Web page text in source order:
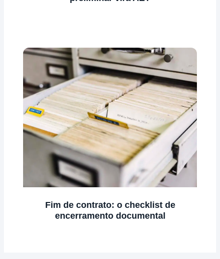
Fim de contrato: o checklist de
encerramento documental